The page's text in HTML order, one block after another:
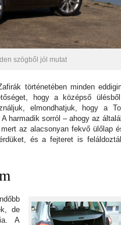
szögből jól mutat
történetében minden
hogy a középső
elmondhatjuk, hogy a
harmadik sorról – ahogy az
az alacsonyan fekvő ülőlap
és a fejteret is
de
A